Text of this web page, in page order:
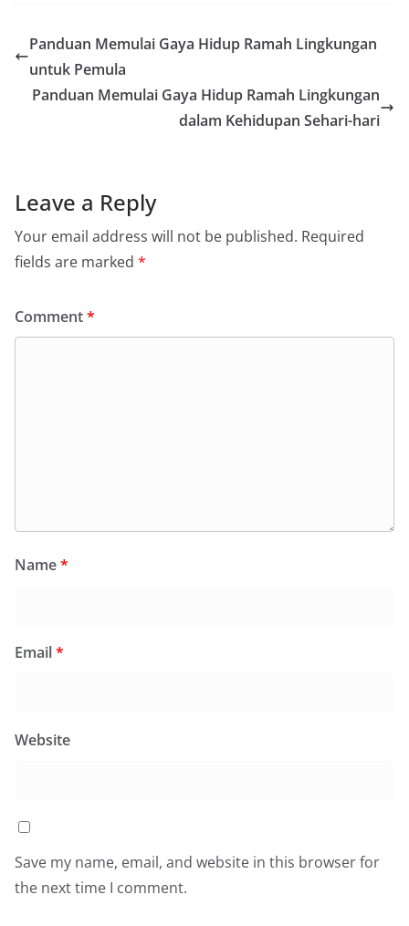
Panduan Memulai Gaya Hidup Ramah Lingkungan
untuk Pemula
Panduan Memulai Gaya Hidup Ramah Lingkungan
dalam Kehidupan Sehari-hari
Leave a Reply
Your email address will not be published. Required
fields are marked *
Comment*
Name*
Email*
Website
Save my name, email, and website in this browser for
the next time I comment.